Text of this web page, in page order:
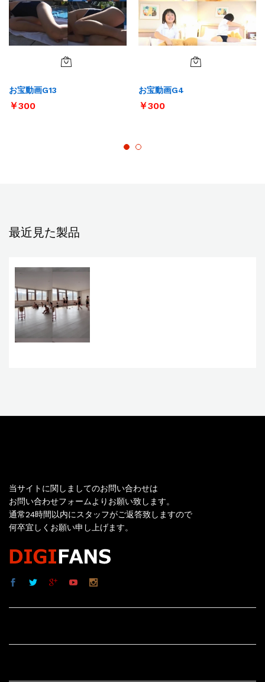
お宝動画G13
￥300
お宝動画G4
￥300
最近見た製品
当サイトに関しましてのお問い合わせは
お問い合わせフォームよりお願い致します。
通常24時間以内にスタッフがご返答致しますので
何卒宜しくお願い申し上げます。